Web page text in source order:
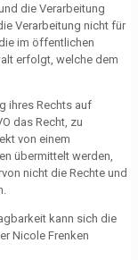
die Verarbeitung
Verarbeitung nicht für
im öffentlichen
erfolgt, welche dem
ihres Rechts auf
das Recht, zu
von einem
übermittelt werden,
nicht die Rechte und
kann sich die
Nicole Frenken